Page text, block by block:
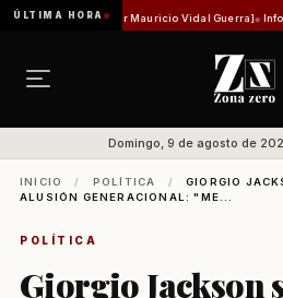
ÚLTIMA HORA
histórica [Por Mauricio Vidal Guerra] Informe
Domingo, 9 de agosto de
INICIO / POLÍTICA /
GIORGIO
ALUSIÓN GENERACIONAL: "ME...
POLÍTICA
Giorgio Jackson